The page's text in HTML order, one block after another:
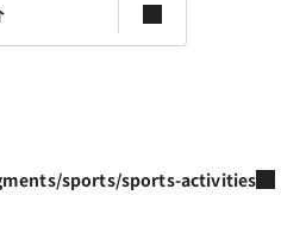
sports/sports-activities